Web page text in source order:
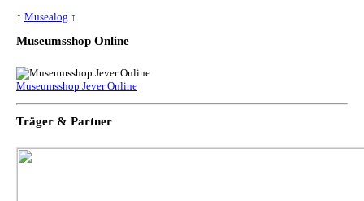
↑ Musealog ↑
Museumsshop Online
Museumsshop Jever Online
Träger & Partner